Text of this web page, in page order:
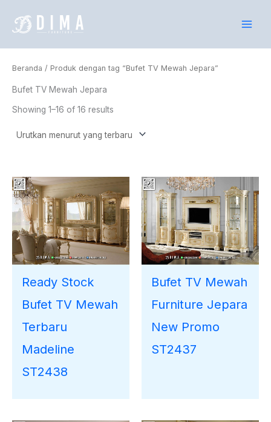
Beranda / Produk dengan tag “Bufet TV Mewah Jepara”
Bufet TV Mewah Jepara
Showing 1–16 of 16 results
Ready Stock
Bufet TV Mewah
Terbaru
Madeline
ST2438
Bufet TV Mewah
Furniture Jepara
New Promo
ST2437